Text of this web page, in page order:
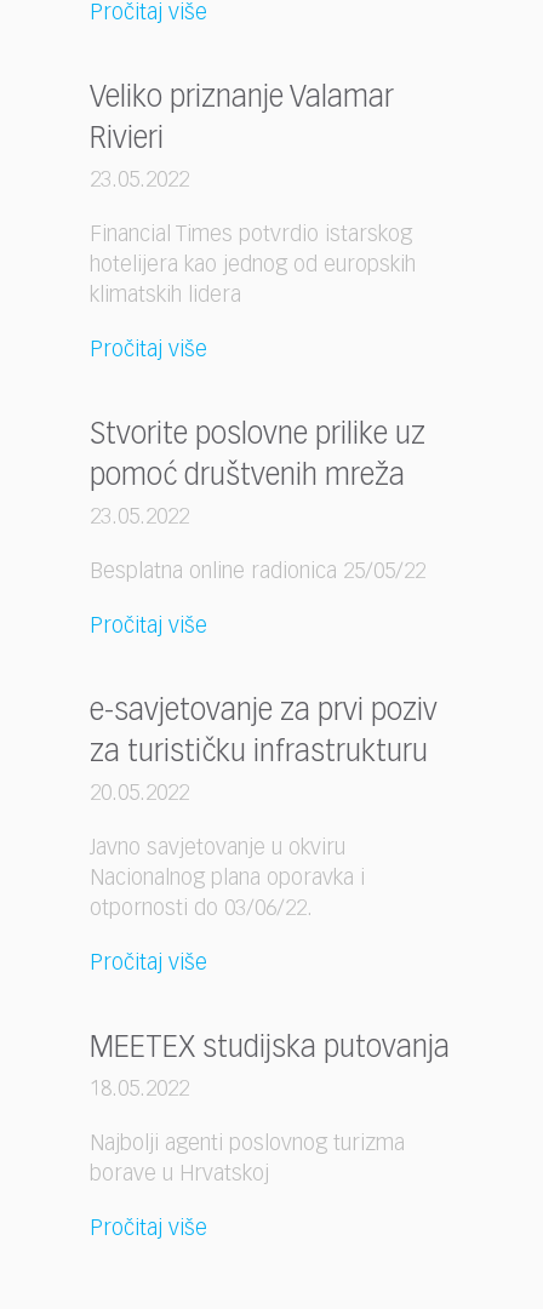
Pročitaj više
Veliko priznanje Valamar
Rivieri
23.05.2022
Financial Times potvrdio istarskog
hotelijera kao jednog od europskih
klimatskih lidera
Pročitaj više
Stvorite poslovne prilike uz
pomoć društvenih mreža
23.05.2022
Besplatna online radionica 25/05/22
Pročitaj više
e-savjetovanje za prvi poziv
za turističku infrastrukturu
20.05.2022
Javno savjetovanje u okviru
Nacionalnog plana oporavka i
otpornosti do 03/06/22.
Pročitaj više
MEETEX studijska putovanja
18.05.2022
Najbolji agenti poslovnog turizma
borave u Hrvatskoj
Pročitaj više